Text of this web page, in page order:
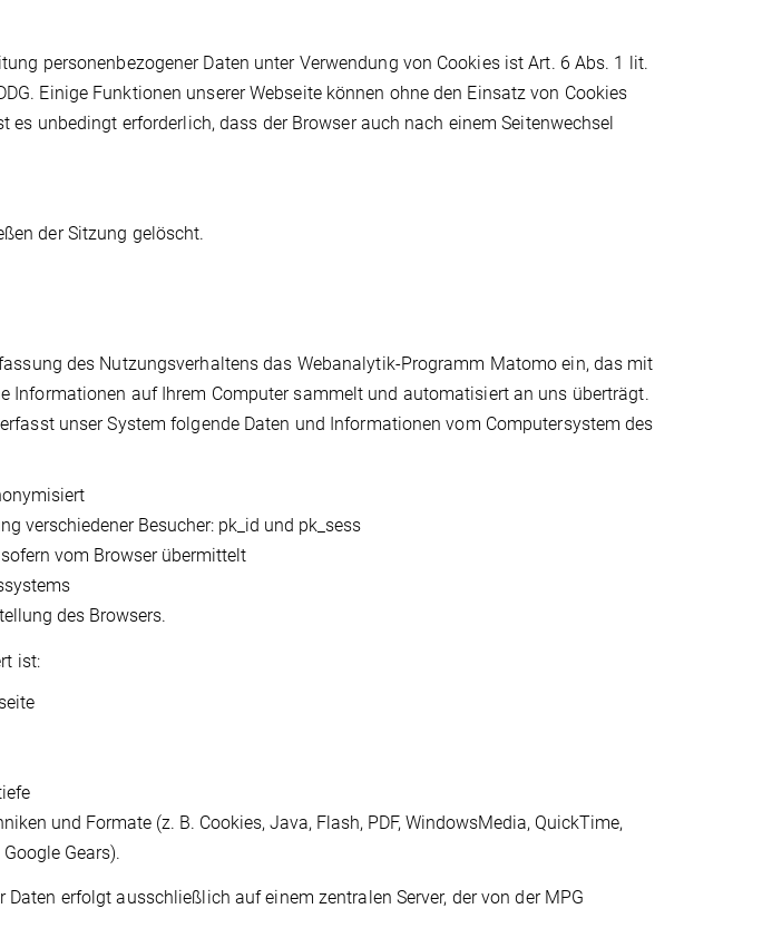
personenbezogener Daten unter Verwendung von Cookies ist Art. 6 Abs. 1 lit.
Einige Funktionen unserer Webseite können ohne den Einsatz von Cookies
es unbedingt erforderlich, dass der Browser auch nach einem Seitenwechsel
der Sitzung gelöscht.
des Nutzungsverhaltens das Webanalytik-Programm Matomo ein, das mit
Informationen auf Ihrem Computer sammelt und automatisiert an uns überträgt.
unser System folgende Daten und Informationen vom Computersystem des
verschiedener Besucher: pk_id und pk_sess
vom Browser übermittelt
des Browsers.
ist:
und Formate (z. B. Cookies, Java, Flash, PDF, WindowsMedia, QuickTime,
Gears).
Daten erfolgt ausschließlich auf einem zentralen Server, der von der MPG